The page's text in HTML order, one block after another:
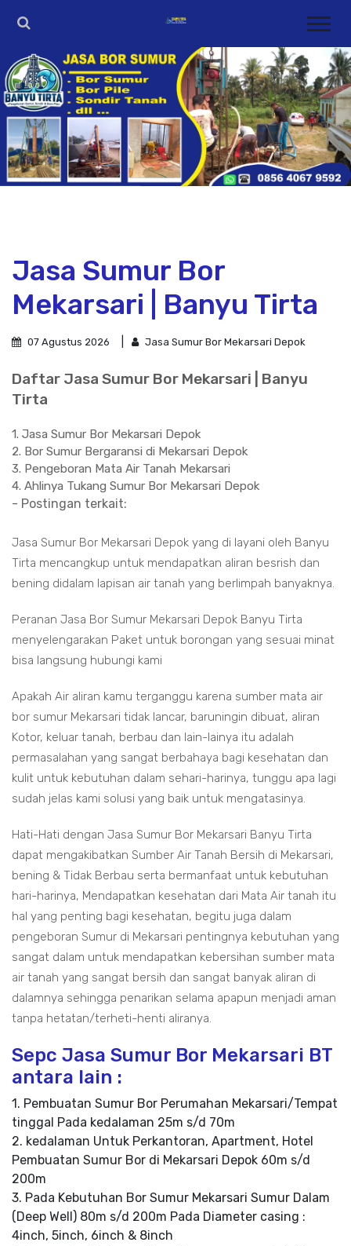
Jasa Sumur Bor
Mekarsari | Banyu Tirta
07 Agustus 2026 Jasa Sumur Bor Mekarsari Depok
Daftar Jasa Sumur Bor Mekarsari | Banyu
Tirta
1. Jasa Sumur Bor Mekarsari Depok
2. Bor Sumur Bergaransi di Mekarsari Depok
3. Pengeboran Mata Air Tanah Mekarsari
4. Ahlinya Tukang Sumur Bor Mekarsari Depok
- Postingan terkait:
Jasa Sumur Bor Mekarsari Depok yang di layani oleh Banyu
Tirta mencangkup untuk mendapatkan aliran besrish dan
bening didalam lapisan air tanah yang berlimpah banyaknya.
Peranan Jasa Bor Sumur Mekarsari Depok Banyu Tirta
menyelengarakan Paket untuk borongan yang sesuai minat
bisa langsung hubungi kami
Apakah Air aliran kamu terganggu karena sumber mata air
bor sumur Mekarsari tidak lancar, baruningin dibuat, aliran
Kotor, keluar tanah, berbau dan lain-lainya itu adalah
permasalahan yang sangat berbahaya bagi kesehatan dan
kulit untuk kebutuhan dalam sehari-harinya, tunggu apa lagi
sudah jelas kami solusi yang baik untuk mengatasinya.
Hati-Hati dengan Jasa Sumur Bor Mekarsari Banyu Tirta
dapat mengakibatkan Sumber Air Tanah Bersih di Mekarsari,
bening & Tidak Berbau serta bermanfaat untuk kebutuhan
hari-harinya, Mendapatkan kesehatan dari Mata Air tanah itu
hal yang penting bagi kesehatan, begitu juga dalam
pengeboran Sumur di Mekarsari pentingnya kebutuhan yang
sangat dalam untuk mendapatkan kebersihan sumber mata
air tanah yang sangat bersih dan sangat banyak aliran di
dalamnya sehingga penarikan selama apapun menjadi aman
tanpa hetatan/terheti-henti aliranya.
Sepc Jasa Sumur Bor Mekarsari BT
antara lain :
1. Pembuatan Sumur Bor Perumahan Mekarsari/Tempat
tinggal Pada kedalaman 25m s/d 70m
2. kedalaman Untuk Perkantoran, Apartment, Hotel
Pembuatan Sumur Bor di Mekarsari Depok 60m s/d
200m
3. Pada Kebutuhan Bor Sumur Mekarsari Sumur Dalam
(Deep Well) 80m s/d 200m Pada Diameter casing :
4inch, 5inch, 6inch & 8inch